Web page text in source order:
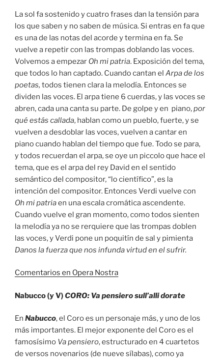
La sol fa sostenido y cuatro frases dan la tensión para
los que saben y no saben de música. Si entras en fa que
es una de las notas del acorde y termina en fa. Se
vuelve a repetir con las trompas doblando las voces.
Volvemos a empezar Oh mi patria. Exposición del tema,
que todos lo han captado. Cuando cantan el Arpa de los
poetas, todos tienen clara la melodía. Entonces se
dividen las voces. El arpa tiene 6 cuerdas, y las voces se
abren, cada una canta su parte. De golpe y en piano,por
qué estás callada, hablan como un pueblo, fuerte, y se
vuelven a desdoblar las voces, vuelven a cantar en
piano cuando hablan del tiempo que fue. Todo se para,
y todos recuerdan el arpa, se oye un piccolo que hace el
tema, que es el arpa del rey David en el sentido
semántico del compositor, “lo científico”, es la
intención del compositor. Entonces Verdi vuelve con
Oh mi patriaen una escala cromática ascendente.
Cuando vuelve el gran momento, como todos sienten
la melodía ya no se rerquiere que las trompas doblen
las voces, y Verdi pone un poquitín de sal y pimienta
Danos la fuerza que nos infunda virtud en el sufrir.
Comentarios en Opera Nostra
Nabucco (y V)CORO: Va pensiero sull’alli dorate
En Nabucco, el Coro es un personaje más, y uno de los
más importantes. El mejor exponente del Coro es el
famosísimo Va pensiero, estructurado en 4 cuartetos
de versos novenarios (de nueve sílabas), como ya